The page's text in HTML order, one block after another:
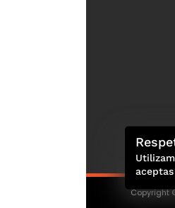
Copyright